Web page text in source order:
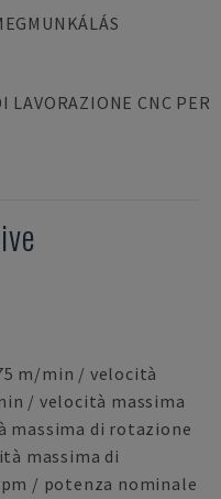
LAVORAZIONE CNC PER
m/min / velocità
/ velocità massima
massima di rotazione
massima di
/ potenza nominale